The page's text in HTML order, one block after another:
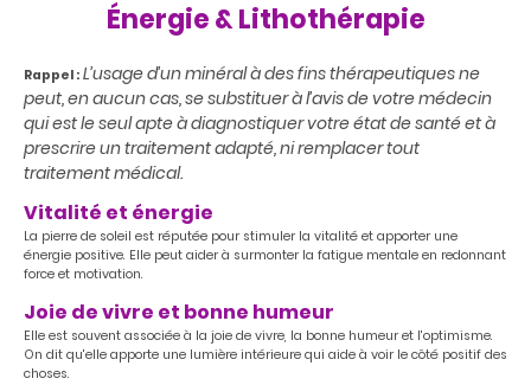
Énergie & Lithothérapie
Rappel : L’usage d’un minéral à des fins thérapeutiques ne
peut, en aucun cas, se substituer à l’avis de votre médecin
qui est le seul apte à diagnostiquer votre état de santé et à
prescrire un traitement adapté, ni remplacer tout
traitement médical.
Vitalité et énergie
La pierre de soleil est réputée pour stimuler la vitalité et apporter une
énergie positive. Elle peut aider à surmonter la fatigue mentale en redonnant
force et motivation.
Joie de vivre et bonne humeur
Elle est souvent associée à la joie de vivre, la bonne humeur et l'optimisme.
On dit qu'elle apporte une lumière intérieure qui aide à voir le côté positif des
choses.